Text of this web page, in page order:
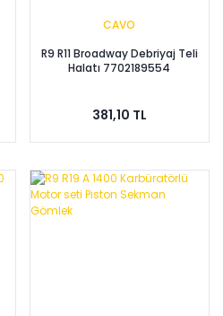
CAVO
R9 R11 Broadway Debriyaj Teli
Halatı 7702189554
381,10 TL